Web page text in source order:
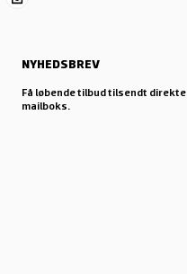
NYHEDSBREV
Få løbende tilbud tilsendt direkte
mailboks.